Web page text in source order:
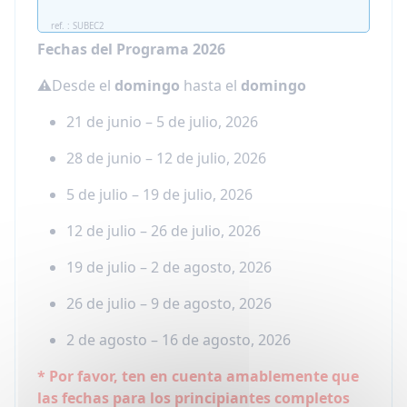
ref. : SUBEC2
Fechas del Programa 2026
⚠️Desde el domingo hasta el domingo
21 de junio – 5 de julio, 2026
28 de junio – 12 de julio, 2026
5 de julio – 19 de julio, 2026
12 de julio – 26 de julio, 2026
19 de julio – 2 de agosto, 2026
26 de julio – 9 de agosto, 2026
2 de agosto – 16 de agosto, 2026
* Por favor, ten en cuenta amablemente que
las fechas para los principiantes completos